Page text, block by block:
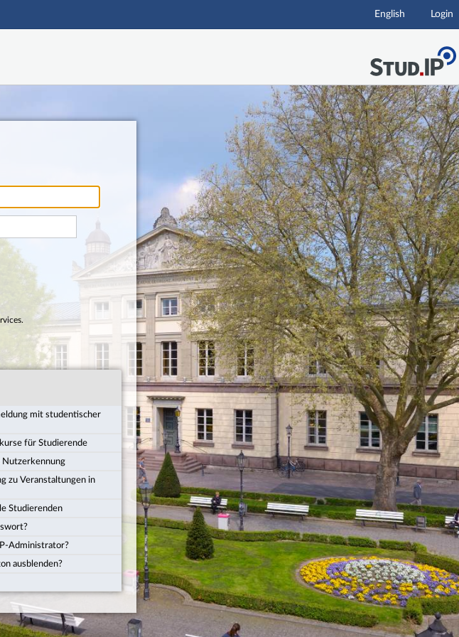
English Login
mit studentischer
für Studierende
Nutzerkennung
zu Veranstaltungen in
Studierenden
Administrator?
ausblenden?